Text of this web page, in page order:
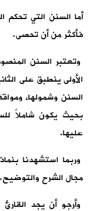
أما السنن التي تحكم
فأكثر من أن تحصى.
وتعتبر السنن
الأولى ينطبق على
السنن وشمولها،
بحيث يكون شاملاً
عليها.
وربما استشهدنا
مجال الشرح والتوضيح.
وأرجو أن يجد